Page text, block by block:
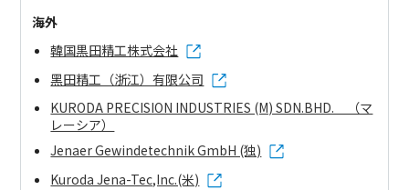
海外
韓国黒田精工株式会社
黑田精工（浙江）有限公司
KURODA PRECISION INDUSTRIES (M) SDN.BHD. （マ
レーシア）
Jenaer Gewindetechnik GmbH (独)
Kuroda Jena-Tec,Inc.(米)